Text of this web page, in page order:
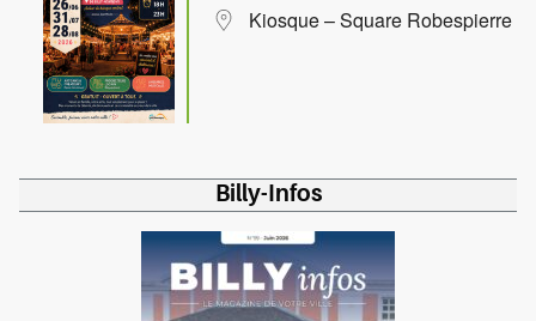
Kiosque – Square Robespierre
Billy-Infos